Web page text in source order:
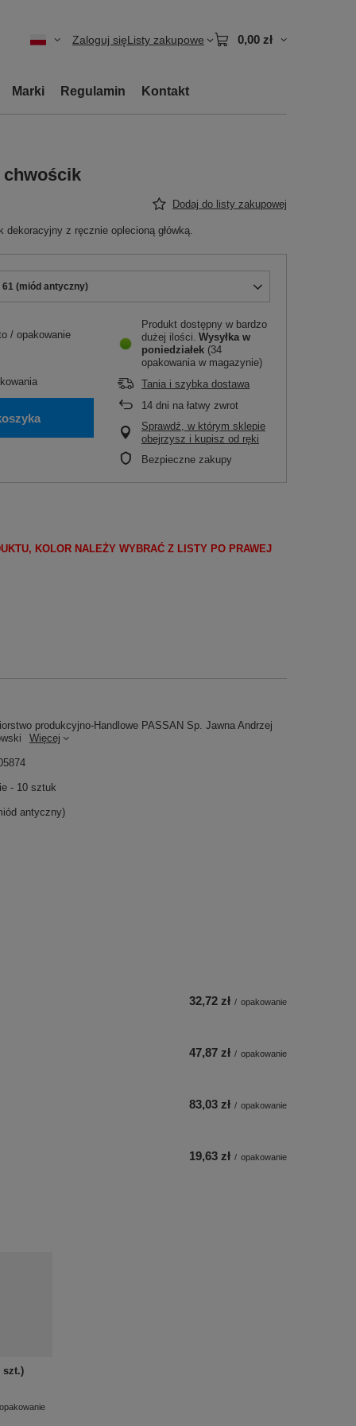
Zaloguj sięListy zakupowe 0,00 zł
Marki Regulamin Kontakt
chwościk
Dodaj do listy zakupowej
dekoracyjny z ręcznie oplecioną główką.
61 (miód antyczny)
/ opakowanie
Produkt dostępny w bardzo
dużej ilości Wysyłka w
poniedziałek (34
opakowania w magazynie)
Tania i szybka dostawa
14 dni na łatwy zwrot
Sprawdź, w którym sklepie
obejrzysz i kupisz od ręki
Bezpieczne zakupy
KOLOR NALEŻY WYBRAĆ Z LISTY PO PRAWEJ
produkcyjno-Handlowe PASSAN Sp. Jawna Andrzej
Więcej
- 10 sztuk
antyczny)
32,72 zł / opakowanie
47,87 zł / opakowanie
83,03 zł / opakowanie
19,63 zł / opakowanie
szt.)
opakowanie